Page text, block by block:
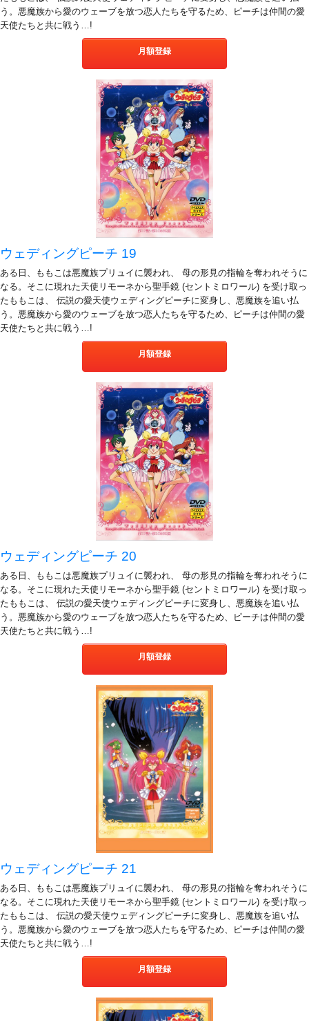
う。悪魔族から愛のウェーブを放つ恋人たちを守るため、ピーチは仲間の愛
天使たちと共に戦う…!
月額登録
ウェディングピーチ 19
ある日、ももこは悪魔族プリュイに襲われ、 母の形見の指輪を奪われそうに
なる。そこに現れた天使リモーネから聖手鏡 (セントミロワール) を受け取っ
たももこは、 伝説の愛天使ウェディングピーチに変身し、悪魔族を追い払
う。悪魔族から愛のウェーブを放つ恋人たちを守るため、ピーチは仲間の愛
天使たちと共に戦う…!
月額登録
ウェディングピーチ 20
ある日、ももこは悪魔族プリュイに襲われ、 母の形見の指輪を奪われそうに
なる。そこに現れた天使リモーネから聖手鏡 (セントミロワール) を受け取っ
たももこは、 伝説の愛天使ウェディングピーチに変身し、悪魔族を追い払
う。悪魔族から愛のウェーブを放つ恋人たちを守るため、ピーチは仲間の愛
天使たちと共に戦う…!
月額登録
ウェディングピーチ 21
ある日、ももこは悪魔族プリュイに襲われ、 母の形見の指輪を奪われそうに
なる。そこに現れた天使リモーネから聖手鏡 (セントミロワール) を受け取っ
たももこは、 伝説の愛天使ウェディングピーチに変身し、悪魔族を追い払
う。悪魔族から愛のウェーブを放つ恋人たちを守るため、ピーチは仲間の愛
天使たちと共に戦う…!
月額登録